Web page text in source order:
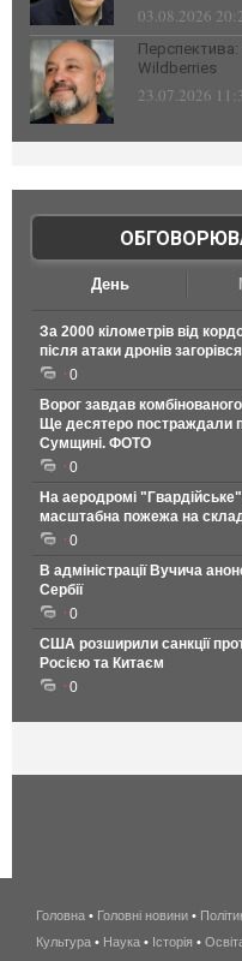
03.08.2026
Перспектива:
Wildberries
23.07.2026
День
За 2000 кілометрів від
після атаки дронів
0
Ворог завдав
Ще десятеро постраждали
Сумщині. ФОТО
0
На аеродромі
масштабна пожежа на
0
В адміністрації Вучича
Сербії
0
США розширили санкції
Росією та Китаєм
0
Головна • Головні новини •
Культура • Наука • Історія •